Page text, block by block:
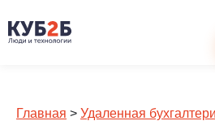
Главная > Удаленная